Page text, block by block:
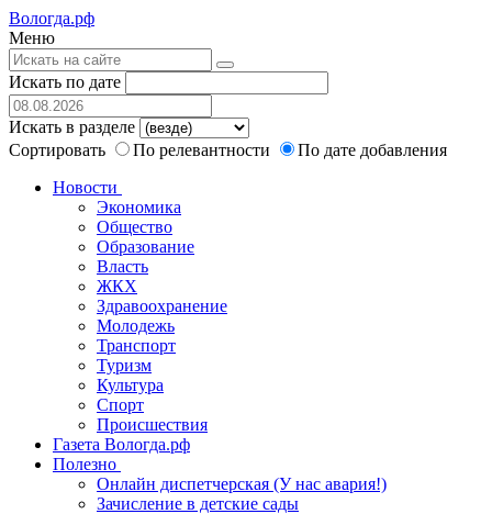
Вологда.рф
Меню
Искать по дате
Искать в разделе
Сортировать
По релевантности
По дате добавления
Новости
Экономика
Общество
Образование
Власть
ЖКХ
Здравоохранение
Молодежь
Транспорт
Туризм
Культура
Спорт
Происшествия
Газета Вологда.рф
Полезно
Онлайн диспетчерская (У нас авария!)
Зачисление в детские сады